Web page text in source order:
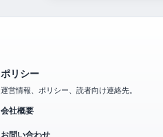
ポリシー
運営情報、ポリシー、読者向け連絡先。
会社概要
お問い合わせ